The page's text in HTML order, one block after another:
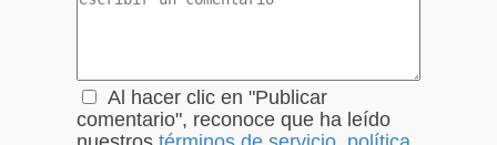
Al hacer clic en "Publicar
comentario", reconoce que ha leído